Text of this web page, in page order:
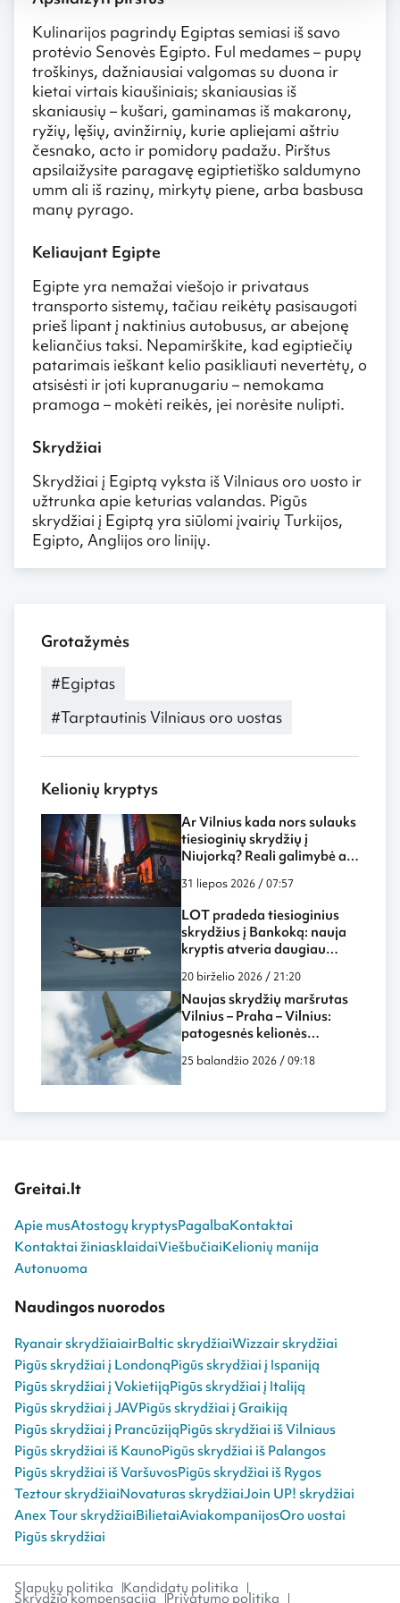
Kulinarijos pagrindų Egiptas semiasi iš savo
protėvio Senovės Egipto. Ful medames – pupų
troškinys, dažniausiai valgomas su duona ir
kietai virtais kiaušiniais; skaniausias iš
skaniausių – kušari, gaminamas iš makaronų,
ryžių, lęšių, avinžirnių, kurie apliejami aštriu
česnako, acto ir pomidorų padažu. Pirštus
apsilaižysite paragavę egiptietiško saldumyno
umm ali iš razinų, mirkytų piene, arba basbusa
manų pyrago.
Keliaujant Egipte
Egipte yra nemažai viešojo ir privataus
transporto sistemų, tačiau reikėtų pasisaugoti
prieš lipant į naktinius autobusus, ar abejonę
keliančius taksi. Nepamirškite, kad egiptiečių
patarimais ieškant kelio pasikliauti nevertėtų, o
atsisėsti ir joti kupranugariu – nemokama
pramoga – mokėti reikės, jei norėsite nulipti.
Skrydžiai
Skrydžiai į Egiptą vyksta iš Vilniaus oro uosto ir
užtrunka apie keturias valandas. Pigūs
skrydžiai į Egiptą yra siūlomi įvairių Turkijos,
Egipto, Anglijos oro linijų.
Grotažymės
#Egiptas
#Tarptautinis Vilniaus oro uostas
Kelionių kryptys
Ar Vilnius kada nors sulauks
tiesioginių skrydžių į
Niujorką? Reali galimybė ar
tik svajonė?
31 liepos 2026 / 07:57
LOT pradeda tiesioginius
skrydžius į Bankoką: nauja
kryptis atveria daugiau
Lietuvos
20 birželio 2026 / 21:20
Naujas skrydžių maršrutas
Vilnius – Praha – Vilnius:
patogesnės kelionės
galimybės ir ką verta žinoti
25 balandžio 2026 / 09:18
Greitai.lt
Apie musAtostogų kryptysPagalbaKontaktai
Kontaktai žiniasklaidaiViešbučiaiKelionių manija
Autonuoma
Naudingos nuorodos
Ryanair skrydžiaiairBaltic skrydžiaiWizzair skrydžiai
Pigūs skrydžiai į LondonąPigūs skrydžiai į Ispaniją
Pigūs skrydžiai į VokietijąPigūs skrydžiai į Italiją
Pigūs skrydžiai į JAVPigūs skrydžiai į Graikiją
Pigūs skrydžiai į PrancūzijąPigūs skrydžiai iš Vilniaus
Pigūs skrydžiai iš KaunoPigūs skrydžiai iš Palangos
Pigūs skrydžiai iš VaršuvosPigūs skrydžiai iš Rygos
Teztour skrydžiaiNovaturas skrydžiaiJoin UP! skrydžiai
Anex Tour skrydžiaiBilietaiAviakompanijosOro uostai
Pigūs skrydžiai
Slapukų politika Kandidatų politika
Skrydžio kompensacija Privatumo politika